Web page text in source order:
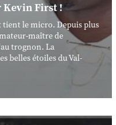
Kevin First !
tient le micro. Depuis plus
maître de
trognon. La
belles étoiles du Val-